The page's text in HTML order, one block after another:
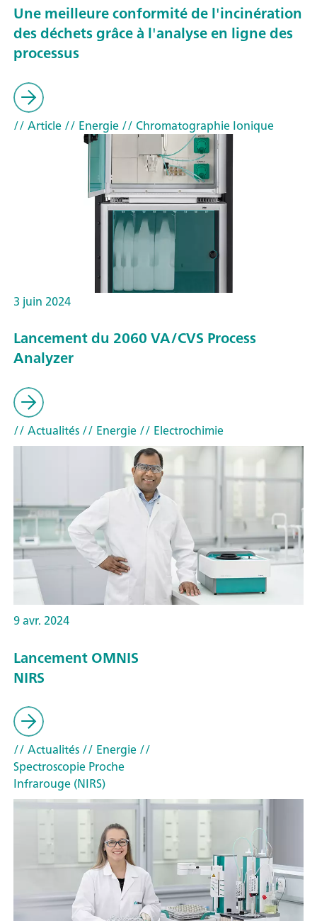
Une meilleure conformité de l'incinération
des déchets grâce à l'analyse en ligne des
processus
// Article// Energie// Chromatographie Ionique
3 juin 2024
Lancement du 2060 VA/CVS Process
Analyzer
// Actualités// Energie// Electrochimie
9 avr. 2024
Lancement OMNIS
NIRS
// Actualités// Energie//
Spectroscopie Proche
Infrarouge (NIRS)